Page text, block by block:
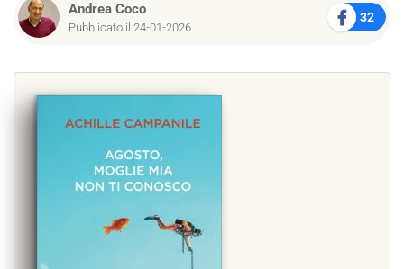
Andrea Coco
Pubblicato il 24-01-2026
32